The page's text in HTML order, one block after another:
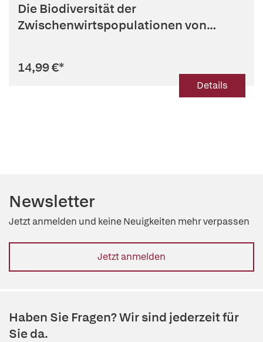
Die Biodiversität der
Zwischenwirtspopulationen von
14,99 €*
Details
Newsletter
Jetzt anmelden und keine Neuigkeiten mehr verpassen
Jetzt anmelden
Haben Sie Fragen? Wir sind jederzeit für
Sie da.